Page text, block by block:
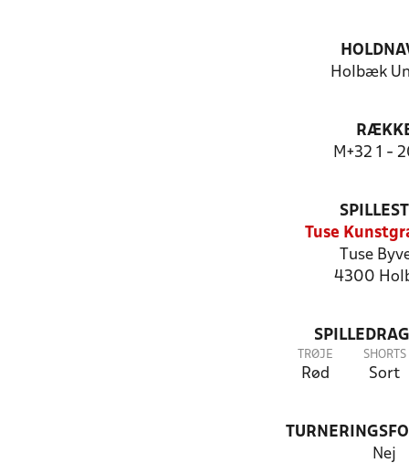
Holbæk
M+32 1 -
Tuse
Tuse
4300
TRØJE
Rød
SHORTS
Sort
Nej